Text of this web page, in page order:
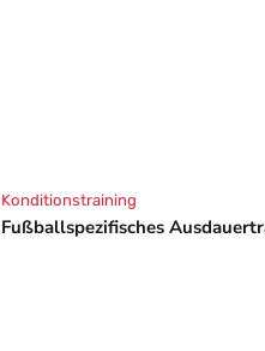
Fußballspezifisches
Konditionstraining